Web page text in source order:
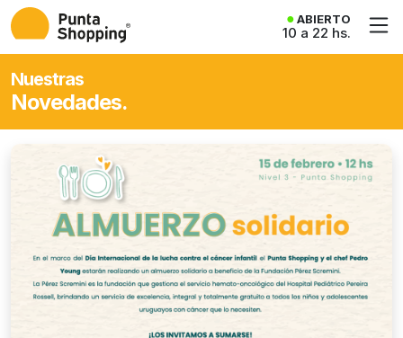
ABIERTO
10 a 22 hs.
Nuestras
Novedades.